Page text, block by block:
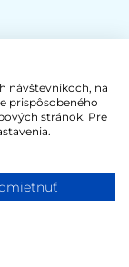
JE
návštevníkoch, na
prispôsobeného
stránok. Pre